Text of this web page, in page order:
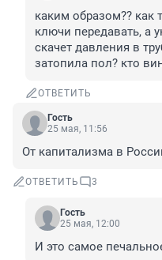
каким образом?? как
ключи передавать, а
скачет давления в
затопила пол? кто
ОТВЕТИТЬ
Гость
25 мая, 11:56
От капитализма в
ОТВЕТИТЬ 3
Гость
25 мая, 12:00
И это самое